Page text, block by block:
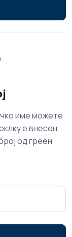
име можете
е внесен
од греен